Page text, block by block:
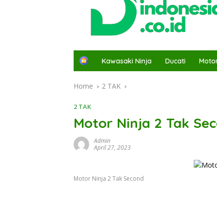
H
e
Kawasaki Ninja Ducati
Home 2 TAK
2 TAK
Motor Ninja 2 Tak
Admin
April 27, 2023
Motor Ninja 2 Tak Second